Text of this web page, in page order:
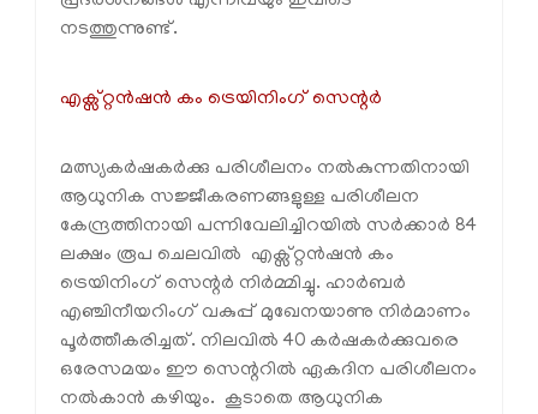
നടത്തുന്നുണ്ട്.
എക്സ്റ്റന്‍ഷന്‍ കം ട്രെയിനിംഗ് സെന്റര്‍
മത്സ്യകര്‍ഷകര്‍ക്കു പരിശീലനം നല്‍കുന്നതിനായി
ആധുനിക സജ്ജീകരണങ്ങളുള്ള പരിശീലന
കേന്ദ്രത്തിനായി പന്നിവേലിച്ചിറയില്‍ സര്‍ക്കാര്‍ 84
ലക്ഷം രൂപ ചെലവില്‍ എക്സ്റ്റന്‍ഷന്‍ കം
ട്രെയിനിംഗ് സെന്റര്‍ നിര്‍മ്മിച്ചു. ഹാര്‍ബര്‍
എഞ്ചിനീയറിംഗ് വകുപ്പ് മുഖേനയാണു നിര്‍മാണം
പൂര്‍ത്തീകരിച്ചത്. നിലവില്‍ 40 കര്‍ഷകര്‍ക്കുവരെ
ഒരേസമയം ഈ സെന്ററില്‍ ഏകദിന പരിശീലനം
നല്‍കാന്‍ കഴിയും. കൂടാതെ ആധുനിക